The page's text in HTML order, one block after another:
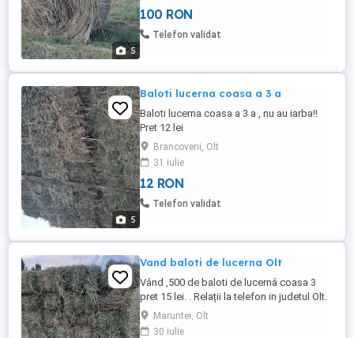
5
100 RON
Telefon validat
5
Baloti lucerna coasa a 3 a
Baloti lucerna coasa a 3 a , nu au iarba!!
Pret 12 lei
Brancoveni, Olt
31 iulie
12 RON
Telefon validat
Vand baloti de lucerna Olt
Vând ,500 de baloti de lucernâ coasa 3
pret 15 lei. . Relații la telefon in judetul Olt.
Maruntei, Olt
30 iulie